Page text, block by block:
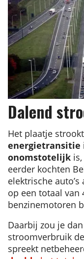
Dalend
Het plaatje
energietransitie
onomstotelijk
eerder kochten
elektrische auto’s
op een totaal van
benzinemotoren
Daarbij zou je
stroomverbruik
spreekt